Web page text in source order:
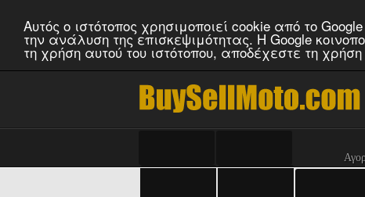
Αυτός ο ιστότοπος χρησιμοποιεί cookie από το
την ανάλυση της επισκεψιμότητας. Η Google
τη χρήση αυτού του ιστότοπου, αποδέχεστε τη
Honda cy Yamaha cyprus